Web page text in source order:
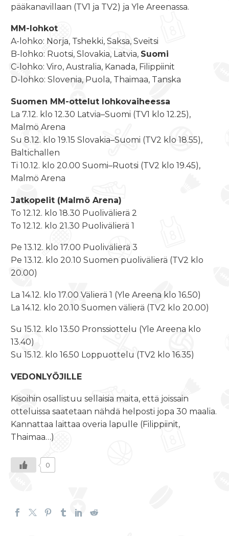
pääkanavillaan (TV1 ja TV2) ja Yle Areenassa.
MM-lohkot
A-lohko: Norja, Tshekki, Saksa, Sveitsi
B-lohko: Ruotsi, Slovakia, Latvia, Suomi
C-lohko: Viro, Australia, Kanada, Filippiinit
D-lohko: Slovenia, Puola, Thaimaa, Tanska
Suomen MM-ottelut lohkovaiheessa
La 7.12. klo 12.30 Latvia–Suomi (TV1 klo 12.25),
Malmö Arena
Su 8.12. klo 19.15 Slovakia–Suomi (TV2 klo 18.55),
Baltichallen
Ti 10.12. klo 20.00 Suomi–Ruotsi (TV2 klo 19.45),
Malmö Arena
Jatkopelit (Malmö Arena)
To 12.12. klo 18.30 Puolivälierä 2
To 12.12. klo 21.30 Puolivälierä 1
Pe 13.12. klo 17.00 Puolivälierä 3
Pe 13.12. klo 20.10 Suomen puolivälierä (TV2 klo
20.00)
La 14.12. klo 17.00 Välierä 1 (Yle Areena klo 16.50)
La 14.12. klo 20.10 Suomen välierä (TV2 klo 20.00)
Su 15.12. klo 13.50 Pronssiottelu (Yle Areena klo
13.40)
Su 15.12. klo 16.50 Loppuottelu (TV2 klo 16.35)
VEDONLYÖJILLE
Kisoihin osallistuu sellaisia maita, että joissain
otteluissa saatetaan nähdä helposti jopa 30 maalia.
Kannattaa laittaa overia lapulle (Filippiinit,
Thaimaa…)
0